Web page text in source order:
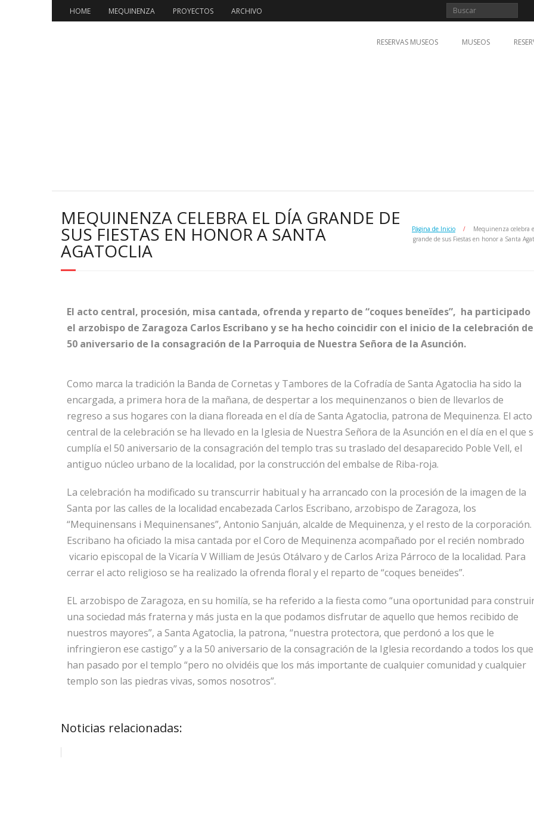
HOME MEQUINENZA PROYECTOS ARCHIVO
RESERVAS MUSEOS MUSEOS
MEQUINENZA CELEBRA EL DÍA GRANDE DE
SUS FIESTAS EN HONOR A SANTA
AGATOCLIA
Página de Inicio /
Mequinenza celebra
grande de sus Fiestas en honor a Santa
El acto central, procesión, misa cantada, ofrenda y reparto de “coques beneïdes”, ha participado
el arzobispo de Zaragoza Carlos Escribano y se ha hecho coincidir con el inicio de la celebración
50 aniversario de la consagración de la Parroquia de Nuestra Señora de la Asunción.
Como marca la tradición la Banda de Cornetas y Tambores de la Cofradía de Santa Agatoclia ha sido la
encargada, a primera hora de la mañana, de despertar a los mequinenzanos o bien de llevarlos de
regreso a sus hogares con la diana floreada en el día de Santa Agatoclia, patrona de Mequinenza. El acto
central de la celebración se ha llevado en la Iglesia de Nuestra Señora de la Asunción en el día en el que
cumplía el 50 aniversario de la consagración del templo tras su traslado del desaparecido Poble Vell, el
antiguo núcleo urbano de la localidad, por la construcción del embalse de Riba-roja.
La celebración ha modificado su transcurrir habitual y ha arrancado con la procesión de la imagen de la
Santa por las calles de la localidad encabezada Carlos Escribano, arzobispo de Zaragoza, los
“Mequinensans i Mequinensanes”, Antonio Sanjuán, alcalde de Mequinenza, y el resto de la corporación.
Escribano ha oficiado la misa cantada por el Coro de Mequinenza acompañado por el recién nombrado
vicario episcopal de la Vicaría V William de Jesús Otálvaro y de Carlos Ariza Párroco de la localidad. Para
cerrar el acto religioso se ha realizado la ofrenda floral y el reparto de “coques beneïdes”.
EL arzobispo de Zaragoza, en su homilía, se ha referido a la fiesta como “una oportunidad para
una sociedad más fraterna y más justa en la que podamos disfrutar de aquello que hemos recibido de
nuestros mayores”, a Santa Agatoclia, la patrona, “nuestra protectora, que perdonó a los que le
infringieron ese castigo” y a la 50 aniversario de la consagración de la Iglesia recordando a todos los que
han pasado por el templo “pero no olvidéis que los más importante de cualquier comunidad y cualquier
templo son las piedras vivas, somos nosotros”.
Noticias relacionadas: